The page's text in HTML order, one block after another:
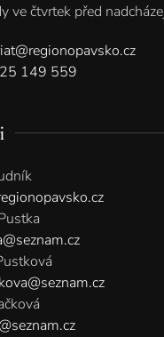
ve čtvrtek před
149 559